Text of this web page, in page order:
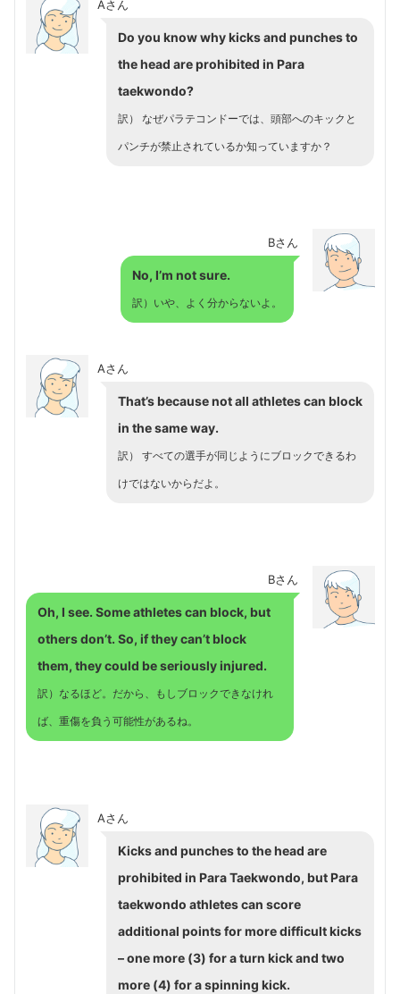
Aさん
Do you know why kicks and punches to
the head are prohibited in Para
taekwondo?
訳） なぜパラテコンドーでは、頭部へのキックと
パンチが禁止されているか知っていますか？
Bさん
No, I’m not sure.
訳）いや、よく分からないよ。
Aさん
That’s because not all athletes can block
in the same way.
訳） すべての選手が同じようにブロックできるわ
けではないからだよ。
Bさん
Oh, I see. Some athletes can block, but
others don’t. So, if they can’t block
them, they could be seriously injured.
訳）なるほど。だから、もしブロックできなけれ
ば、重傷を負う可能性があるね。
Aさん
Kicks and punches to the head are
prohibited in Para Taekwondo, but Para
taekwondo athletes can score
additional points for more difficult kicks
– one more (3) for a turn kick and two
more (4) for a spinning kick.